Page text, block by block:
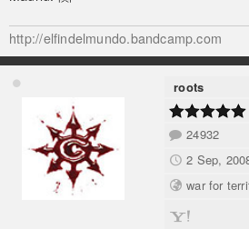
http://elfindelmundo.bandcamp.com
roots
24932
2 Sep,
war for